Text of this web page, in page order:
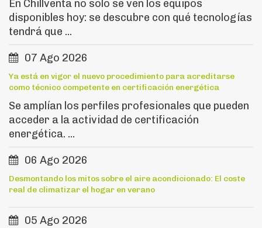
En Chillventa no solo se ven los equipos
disponibles hoy: se descubre con qué tecnologías
tendrá que ...
07 Ago 2026
Ya está en vigor el nuevo procedimiento para acreditarse
como técnico competente en certificación energética
Se amplían los perfiles profesionales que pueden
acceder a la actividad de certificación
energética. ...
06 Ago 2026
Desmontando los mitos sobre el aire acondicionado: El coste
real de climatizar el hogar en verano
05 Ago 2026